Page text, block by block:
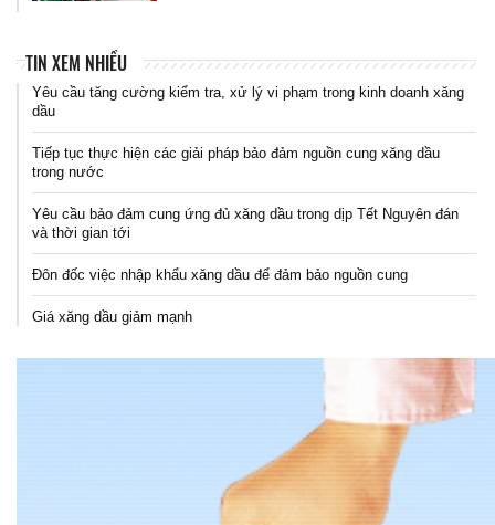
TIN XEM NHIỀU
Yêu cầu tăng cường kiểm tra, xử lý vi phạm trong kinh doanh xăng
dầu
Tiếp tục thực hiện các giải pháp bảo đảm nguồn cung xăng dầu
trong nước
Yêu cầu bảo đảm cung ứng đủ xăng dầu trong dịp Tết Nguyên đán
và thời gian tới
Đôn đốc việc nhập khẩu xăng dầu để đảm bảo nguồn cung
Giá xăng dầu giảm mạnh